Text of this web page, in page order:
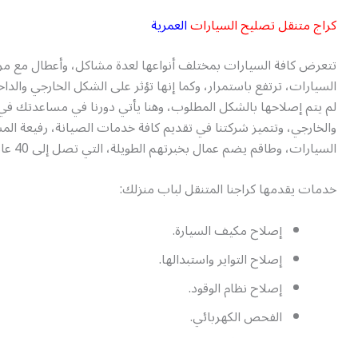
كراج متنقل تصليح السياراتالعمرية
تتعرض كافة السيارات بمختلف أنواعها لعدة مشاكل، وأعطال مع
السيارات، ترتفع باستمرار، وكما إنها تؤثر على الشكل الخارجي
لم يتم إصلاحها بالشكل المطلوب، وهنا يأتي دورنا في مساعدتك
والخارجي، وتتميز شركتنا في تقديم كافة خدمات الصيانة، رفيعة
السيارات، وطاقم يضم عمال بخبرتهم الطويلة، التي تصل إلى 40 عاماً في هذا المجال،
خدمات يقدمها كراجنا المتنقل لباب منزلك:
إصلاح مكيف السيارة.
إصلاح التواير واستبدالها.
إصلاح نظام الوقود.
الفحص الكهربائي.